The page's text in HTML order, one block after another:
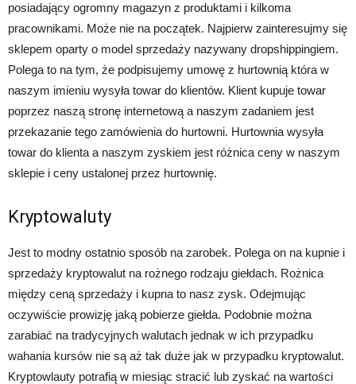
posiadający ogromny magazyn z produktami i kilkoma
pracownikami. Może nie na początek. Najpierw zainteresujmy się
sklepem oparty o model sprzedaży nazywany dropshippingiem.
Polega to na tym, że podpisujemy umowę z hurtownią która w
naszym imieniu wysyła towar do klientów. Klient kupuje towar
poprzez naszą stronę internetową a naszym zadaniem jest
przekazanie tego zamówienia do hurtowni. Hurtownia wysyła
towar do klienta a naszym zyskiem jest różnica ceny w naszym
sklepie i ceny ustalonej przez hurtownię.
Kryptowaluty
Jest to modny ostatnio sposób na zarobek. Polega on na kupnie i
sprzedaży kryptowalut na rożnego rodzaju giełdach. Rożnica
między ceną sprzedaży i kupna to nasz zysk. Odejmując
oczywiście prowizję jaką pobierze giełda. Podobnie można
zarabiać na tradycyjnych walutach jednak w ich przypadku
wahania kursów nie są aż tak duże jak w przypadku kryptowalut.
Kryptowlauty potrafią w miesiąc stracić lub zyskać na wartości